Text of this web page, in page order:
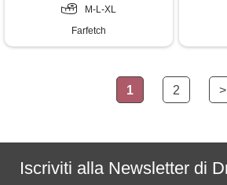
M-L-XL
Farfetch
1 2 >
Iscriviti alla Newsletter di